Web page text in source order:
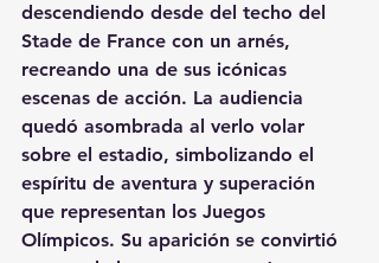
descendiendo desde del techo del
Stade de France con un arnés,
recreando una de sus icónicas
escenas de acción. La audiencia
quedó asombrada al verlo volar
sobre el estadio, simbolizando el
espíritu de aventura y superación
que representan los Juegos
Olímpicos. Su aparición se convirtió